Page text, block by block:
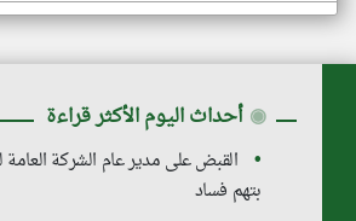
◉ أحداث اليوم الأكثر قراءة
القبض على مدير عام الشركة
بتهم فساد